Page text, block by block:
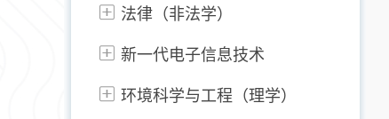
法律（非法学）
新一代电子信息技术
环境科学与工程（理学）